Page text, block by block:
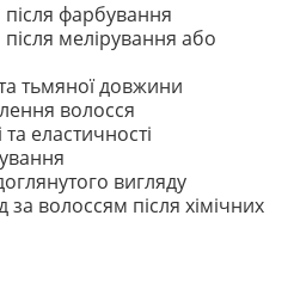
фарбування
мелірування або
тьмяної довжини
волосся
еластичності
вигляду
волоссям після хімічних